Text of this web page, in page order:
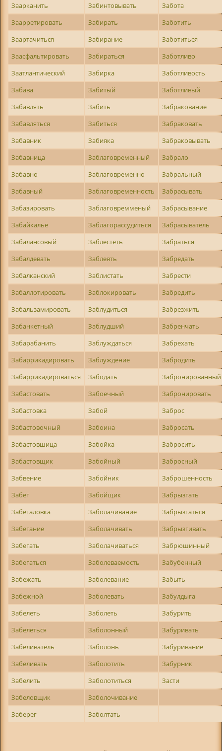
Заарканить
Забинтовывать
Забота
Заарретировать
Забирать
Заботить
Заартачиться
Забирание
Заботиться
Заасфальтировать
Забираться
Заботливо
Заатлантический
Забирка
Заботливость
Забава
Забитый
Заботливый
Забавлять
Забить
Забракование
Забавляться
Забиться
Забраковать
Забавник
Забияка
Забраковывать
Забавница
Заблаговременный
Забрало
Забавно
Заблаговременно
Забральный
Забавный
Заблаговременность
Забрасывать
Забазировать
Заблаговремменый
Забрасывание
Забайкалье
Заблагорассудиться
Забрасыватель
Забалансовый
Заблестеть
Забраться
Забалдевать
Заблеять
Забредать
Забалканский
Заблистать
Забрести
Забаллотировать
Заблокировать
Забредить
Забальзамировать
Заблудиться
Забрезжить
Забанкетный
Заблудший
Забренчать
Забарабанить
Заблуждаться
Забрехать
Забаррикадировать
Заблуждение
Забродить
Забаррикадироваться
Забодать
Забронированный
Забастовать
Забоечный
Забронировать
Забастовка
Забой
Заброс
Забастовочный
Забоина
Забросать
Забастовшица
Забойка
Забросить
Забастовщик
Забойный
Забросный
Забвение
Забойник
Заброшенность
Забег
Забойщик
Забрызгать
Забегаловка
Заболачивание
Забрызгаться
Забегание
Заболачивать
Забрызгивать
Забегать
Заболачиваться
Забрюшинный
Забегаться
Заболеваемость
Забубенный
Забежать
Заболевание
Забыть
Забежной
Заболевать
Забулдыга
Забелеть
Заболеть
Забурить
Забелеться
Заболонный
Забуривать
Забеливатель
Заболонь
Забуривание
Забеливать
Заболотить
Забурник
Забелить
Заболотиться
Засти
Забеловщик
Заболочивание
Заберег
Заболтать